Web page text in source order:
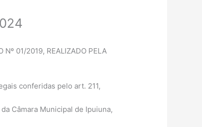
Nº 01/2019, REALIZADO PELA
conferidas pelo art. 211,
Câmara Municipal de Ipuiuna,